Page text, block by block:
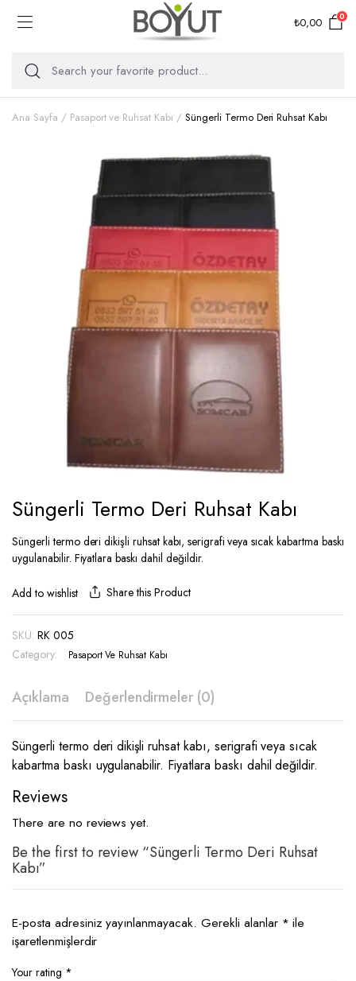
₺0,00 0
Ana Sayfa Pasaport ve Ruhsat Kabı Süngerli Termo Deri Ruhsat Kabı
Süngerli Termo Deri Ruhsat Kabı
Süngerli termo deri dikişli ruhsat kabı, serigrafi veya sıcak kabartma baskı
uygulanabilir. Fiyatlara baskı dahil değildir.
Add to wishlist Share this Product
SKU: RK 005
Category:
Pasaport Ve Ruhsat Kabı
Açıklama Değerlendirmeler (0)
Süngerli termo deri dikişli ruhsat kabı, serigrafi veya sıcak
kabartma baskı uygulanabilir. Fiyatlara baskı dahil değildir.
Reviews
There are no reviews yet.
Be the first to review “Süngerli Termo Deri Ruhsat
Kabı”
E-posta adresiniz yayınlanmayacak. Gerekli alanlar * ile
işaretlenmişlerdir
Your rating *